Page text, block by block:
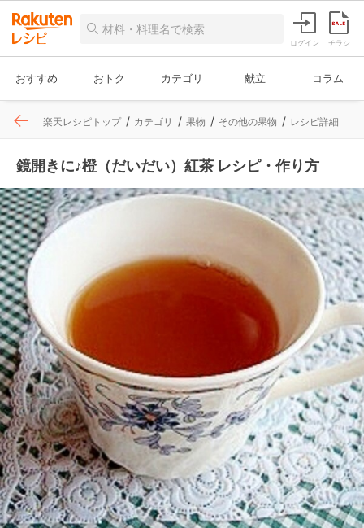
ログイン チラシ
おすすめ おトク カテゴリ 献立 コラム
楽天レシピトップ カテゴリ 果物 その他の果物 レシピ詳細
鏡開きに♪橙（だいだい）紅茶 レシピ・作り方